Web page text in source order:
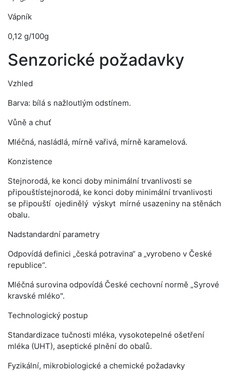
Vápník
0,12 g/100g
Senzorické požadavky
Vzhled
Barva: bílá s nažloutlým odstínem.
Vůně a chuť
Mléčná, nasládlá, mírně vařivá, mírně karamelová.
Konzistence
Stejnorodá, ke konci doby minimální trvanlivosti se
připouštístejnorodá, ke konci doby minimální trvanlivosti
se připouští ojedinělý výskyt mírné usazeniny na stěnách
obalu.
Nadstandardní parametry
Odpovídá definici „česká potravina“ a „vyrobeno v České
republice“.
Mléčná surovina odpovídá České cechovní normě „Syrové
kravské mléko".
Technologický postup
Standardizace tučnosti mléka, vysokotepelné ošetření
mléka (UHT), aseptické plnění do obalů.
Fyzikální, mikrobiologické a chemické požadavky